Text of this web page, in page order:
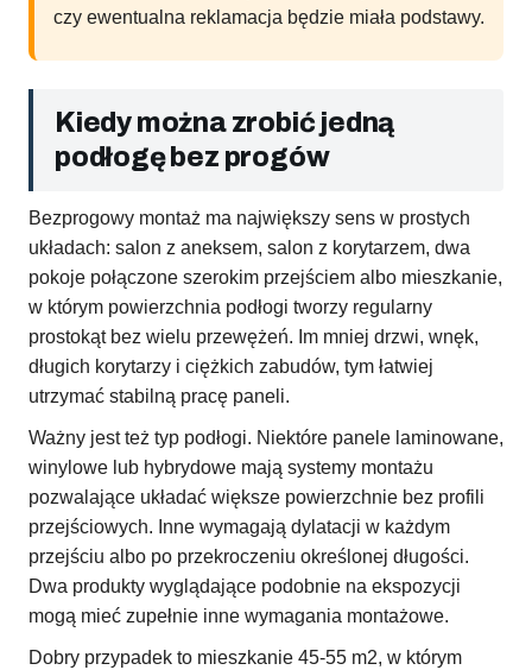
czy ewentualna reklamacja będzie miała podstawy.
Kiedy można zrobić jedną
podłogę bez progów
Bezprogowy montaż ma największy sens w prostych
układach: salon z aneksem, salon z korytarzem, dwa
pokoje połączone szerokim przejściem albo mieszkanie,
w którym powierzchnia podłogi tworzy regularny
prostokąt bez wielu przewężeń. Im mniej drzwi, wnęk,
długich korytarzy i ciężkich zabudów, tym łatwiej
utrzymać stabilną pracę paneli.
Ważny jest też typ podłogi. Niektóre panele laminowane,
winylowe lub hybrydowe mają systemy montażu
pozwalające układać większe powierzchnie bez profili
przejściowych. Inne wymagają dylatacji w każdym
przejściu albo po przekroczeniu określonej długości.
Dwa produkty wyglądające podobnie na ekspozycji
mogą mieć zupełnie inne wymagania montażowe.
Dobry przypadek to mieszkanie 45-55 m2, w którym